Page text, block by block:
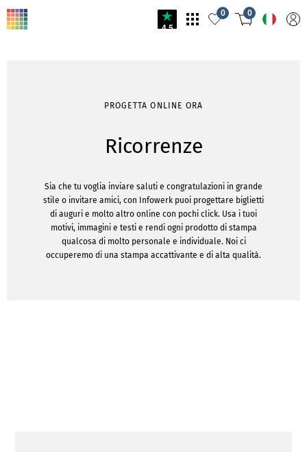
4.5
0 0
PROGETTA ONLINE ORA
Ricorrenze
Sia che tu voglia inviare saluti e congratulazioni in grande
stile o invitare amici, con Infowerk puoi progettare biglietti
di auguri e molto altro online con pochi click. Usa i tuoi
motivi, immagini e testi e rendi ogni prodotto di stampa
qualcosa di molto personale e individuale. Noi ci
occuperemo di una stampa accattivante e di alta qualità.